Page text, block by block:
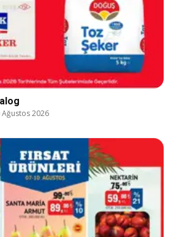
Ağustos 2026